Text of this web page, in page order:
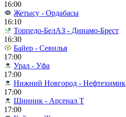
16:00
Жетысу - Ордабасы
16:10
Торпедо-БелАЗ - Динамо-Брест
16:30
Байер - Севилья
17:00
Урал - Уфа
17:00
Нижний Новгород - Нефтехимик
17:00
Шинник - Арсенал Т
17:00